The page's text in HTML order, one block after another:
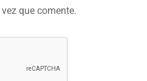
que comente.